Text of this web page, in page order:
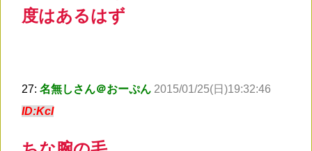
度はあるはず
27: 名無しさん＠おーぷん 2015/01/25(日)19:32:46
ID:KcI